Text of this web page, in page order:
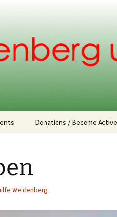
Donations / Become Active
Weidenberg